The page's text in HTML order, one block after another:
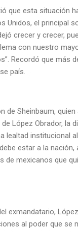
que esta situación
Unidos, el principal
crecer y crecer,
con nuestro
Recordó que más
país.
de Sheinbaum, quien
López Obrador, la
lealtad institucional
estar a la nación,
de mexicanos que
exmandatario,
al poder que se